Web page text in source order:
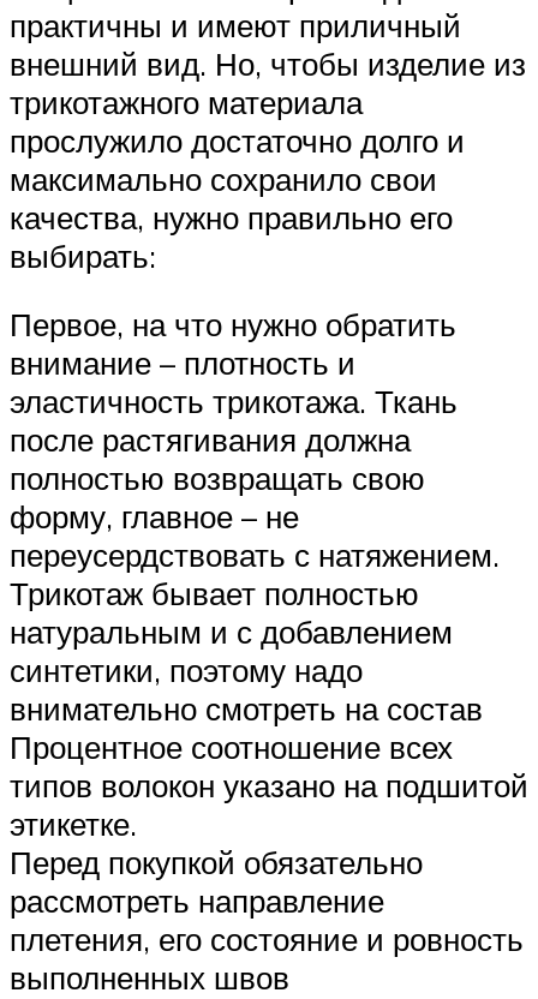
практичны и имеют приличный
внешний вид. Но, чтобы изделие из
трикотажного материала
прослужило достаточно долго и
максимально сохранило свои
качества, нужно правильно его
выбирать:
Первое, на что нужно обратить
внимание – плотность и
эластичность трикотажа. Ткань
после растягивания должна
полностью возвращать свою
форму, главное – не
переусердствовать с натяжением.
Трикотаж бывает полностью
натуральным и с добавлением
синтетики, поэтому надо
внимательно смотреть на состав
Процентное соотношение всех
типов волокон указано на подшитой
этикетке.
Перед покупкой обязательно
рассмотреть направление
плетения, его состояние и ровность
выполненных швов